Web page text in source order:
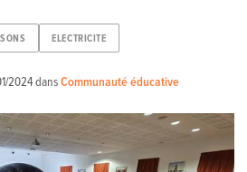
ELECTRICITE
2024dansCommunauté éducative